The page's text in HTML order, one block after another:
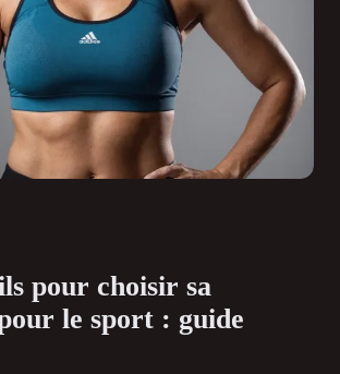
pour choisir sa
le sport : guide